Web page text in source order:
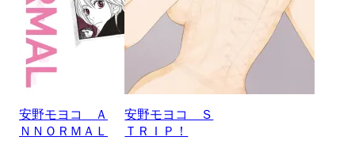
安野モヨコ Ａ
ＮＮＯＲＭＡＬ
安野モヨコ Ｓ
ＴＲＩＰ！